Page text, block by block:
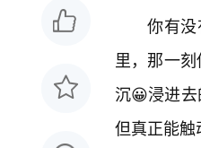
你有
里，那一
沉😀浸进
但真正能触